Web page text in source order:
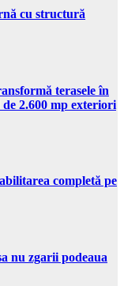
cu structură
terasele în
2.600 mp exteriori
completă pe
nu zgarii podeaua